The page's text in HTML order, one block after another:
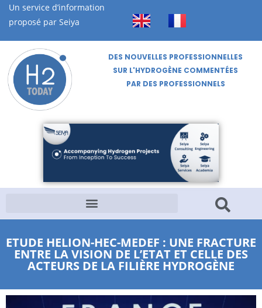
Un service d’information
proposé par Seiya
DES NOUVELLES PROFESSIONNELLES
SUR L'HYDROGÈNE COMMENTÉES
PAR DES PROFESSIONNELS
ETUDE HELION-HEC-MEDEF : UNE FRACTURE
ENTRE LA VISION DE L’ETAT ET CELLE DES
ACTEURS DE LA FILIÈRE HYDROGÈNE